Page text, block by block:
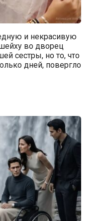
и некрасивую
во дворец
сестры, но то, что
дней, повергло